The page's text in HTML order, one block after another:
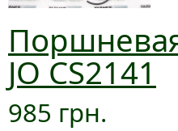
JO CS2141
985 грн.